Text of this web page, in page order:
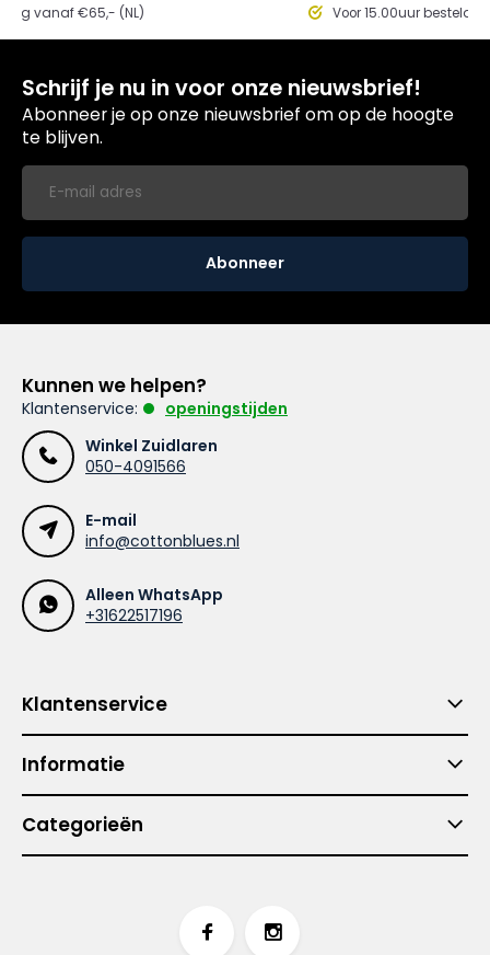
vanaf €65,- (NL) Voor 15.00uur besteld,
Schrijf je nu in voor onze nieuwsbrief!
Abonneer je op onze nieuwsbrief om op de hoogte
te blijven.
Abonneer
Kunnen we helpen?
Klantenservice:
openingstijden
Winkel Zuidlaren
050-4091566
E-mail
info@cottonblues.nl
Alleen WhatsApp
+31622517196
Klantenservice
Informatie
Categorieën